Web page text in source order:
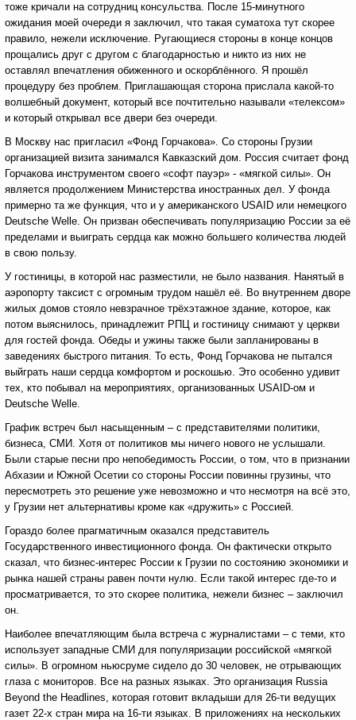
тоже кричали на сотрудниц консульства. После 15-минутного
ожидания моей очереди я заключил, что такая суматоха тут скорее
правило, нежели исключение. Ругающиеся стороны в конце концов
прощались друг с другом с благодарностью и никто из них не
оставлял впечатления обиженного и оскорблённого. Я прошёл
процедуру без проблем. Приглашающая сторона прислала какой-то
волшебный документ, который все почтительно называли «телексом»
и который открывал все двери без очереди.
В Москву нас пригласил «Фонд Горчакова». Со стороны Грузии
организацией визита занимался Кавказский дом. Россия считает фонд
Горчакова инструментом своего «софт пауэр» - «мягкой силы». Он
является продолжением Министерства иностранных дел. У фонда
примерно та же функция, что и у американского USAID или немецкого
Deutsche Welle. Он призван обеспечивать популяризацию России за её
пределами и выиграть сердца как можно большего количества людей
в свою пользу.
У гостиницы, в которой нас разместили, не было названия. Нанятый в
аэропорту таксист с огромным трудом нашёл её. Во внутреннем дворе
жилых домов стояло невзрачное трёхэтажное здание, которое, как
потом выяснилось, принадлежит РПЦ и гостиницу снимают у церкви
для гостей фонда. Обеды и ужины также были запланированы в
заведениях быстрого питания. То есть, Фонд Горчакова не пытался
выйграть наши сердца комфортом и роскошью. Это особенно удивит
тех, кто побывал на мероприятиях, организованных USAID-ом и
Deutsche Welle.
График встреч был насыщенным – с представителями политики,
бизнеса, СМИ. Хотя от политиков мы ничего нового не услышали.
Были старые песни про непобедимость России, о том, что в признании
Абхазии и Южной Осетии со стороны России повинны грузины, что
пересмотреть это решение уже невозможно и что несмотря на всё это,
у Грузии нет альтернативы кроме как «дружить» с Россией.
Гораздо более прагматичным оказался представитель
Государственного инвестиционного фонда. Он фактически открыто
сказал, что бизнес-интерес России к Грузии по состоянию экономики и
рынка нашей страны равен почти нулю. Если такой интерес где-то и
просматривается, то это скорее политика, нежели бизнес – заключил
он.
Наиболее впечатляющим была встреча с журналистами – с теми, кто
использует западные СМИ для популяризации российской «мягкой
силы». В огромном ньюсруме сидело до 30 человек, не отрывающих
глаза с мониторов. Все на разных языках. Это организация Russia
Beyond the Headlines, которая готовит вкладыши для 26-ти ведущих
газет 22-х стран мира на 16-ти языках. В приложениях на нескольких